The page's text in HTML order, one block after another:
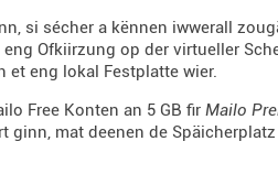
si sécher a kënnen iwwerall
Ofkiirzung op der virtueller
et eng lokal Festplatte wier.
Free Konten an 5 GB fir Mailo
ginn, mat deenen de